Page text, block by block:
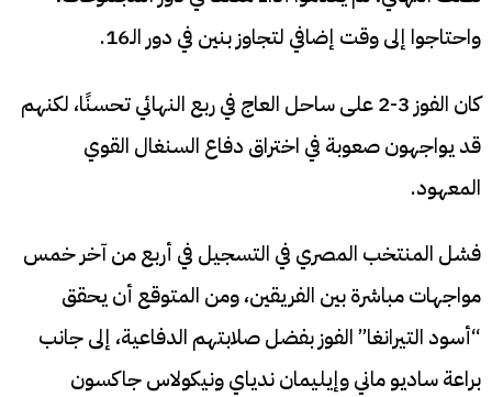
واحتاجوا إلى وقت إضافي لتجاوز بنين في دور الـ16.
كان الفوز 3-2 على ساحل العاج في ربع النهائي تحسنًا، لكنهم
قد يواجهون صعوبة في اختراق دفاع السنغال القوي
المعهود.
فشل المنتخب المصري في التسجيل في أربع من آخر خمس
مواجهات مباشرة بين الفريقين، ومن المتوقع أن يحقق
“أسود التيرانغا” الفوز بفضل صلابتهم الدفاعية، إلى جانب
براعة ساديو ماني وإيليمان ندياي ونيكولاس جاكسون